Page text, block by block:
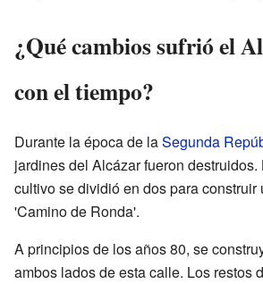
¿Qué cambios sufrió el
con el tiempo?
Durante la época de laSegunda
jardines del Alcázar fueron
cultivo se dividió en dos para
'Camino de Ronda'.
A principios de los años 80, se
ambos lados de esta calle. Los restos